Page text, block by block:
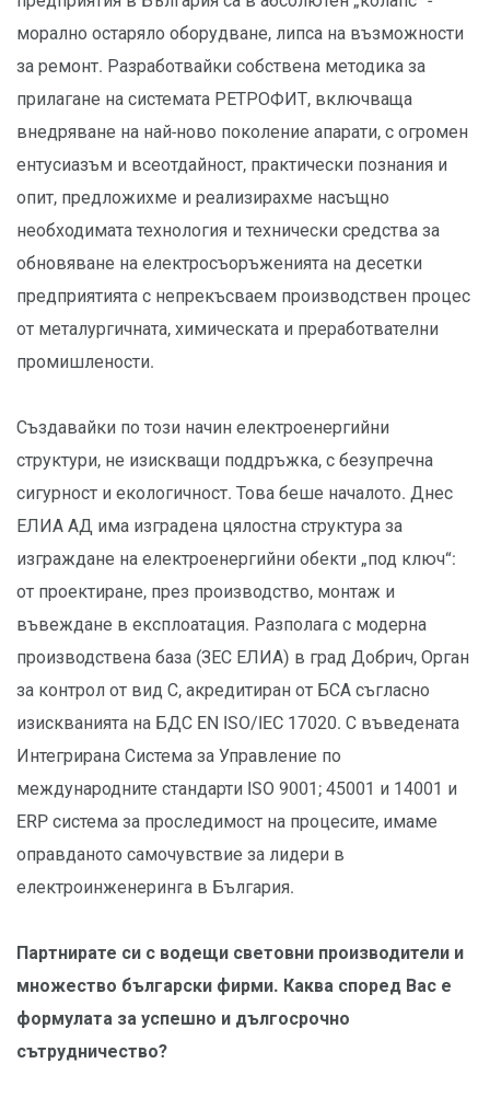
морално остаряло оборудване, липса на възможности
за ремонт. Разработвайки собствена методика за
прилагане на системата РЕТРОФИТ, включваща
внедряване на най-ново поколение апарати, с огромен
ентусиазъм и всеотдайност, практически познания и
опит, предложихме и реализирахме насъщно
необходимата технология и технически средства за
обновяване на електросъоръженията на десетки
предприятията с непрекъсваем производствен процес
от металургичната, химическата и преработвателни
промишлености.
Създавайки по този начин електроенергийни
структури, не изискващи поддръжка, с безупречна
сигурност и екологичност. Това беше началото. Днес
ЕЛИА АД има изградена цялостна структура за
изграждане на електроенергийни обекти „под ключ“:
от проектиране, през производство, монтаж и
въвеждане в експлоатация. Разполага с модерна
производствена база (ЗЕС ЕЛИА) в град Добрич, Орган
за контрол от вид С, акредитиран от БСА съгласно
изискванията на БДС EN ISO/IEC 17020. С въведената
Интегрирана Система за Управление по
международните стандарти ISO 9001; 45001 и 14001 и
ERP система за проследимост на процесите, имаме
оправданото самочувствие за лидери в
електроинженеринга в България.
Партнирате си с водещи световни производители и
множество български фирми. Каква според Вас е
формулата за успешно и дългосрочно
сътрудничество?